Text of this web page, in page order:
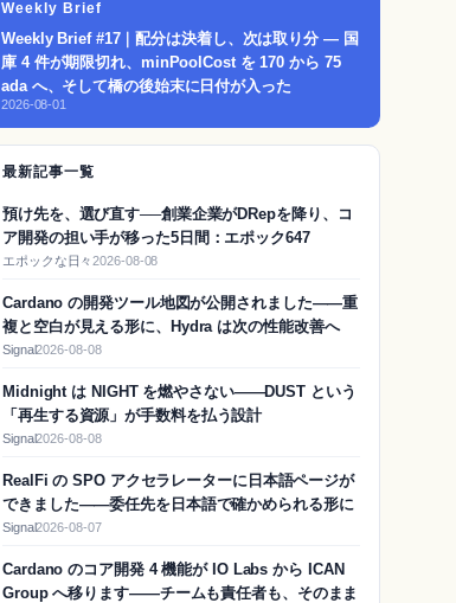
Weekly Brief
Weekly Brief #17｜配分は決着し、次は取り分 — 国
庫 4 件が期限切れ、minPoolCost を 170 から 75
ada へ、そして橋の後始末に日付が入った
2026-08-01
最新記事一覧
預け先を、選び直す──創業企業がDRepを降り、コ
ア開発の担い手が移った5日間：エポック647
エポックな日々2026-08-08
Cardano の開発ツール地図が公開されました——重
複と空白が見える形に、Hydra は次の性能改善へ
Signal2026-08-08
Midnight は NIGHT を燃やさない——DUST という
「再生する資源」が手数料を払う設計
Signal2026-08-08
RealFi の SPO アクセラレーターに日本語ページが
できました——委任先を日本語で確かめられる形に
Signal2026-08-07
Cardano のコア開発 4 機能が IO Labs から ICAN
Group へ移ります——チームも責任者も、そのまま